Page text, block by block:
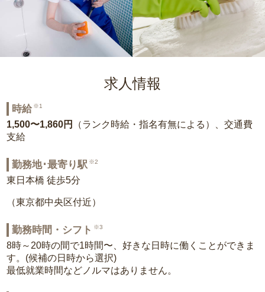
求人情報
時給 ※1
1,500〜1,860円
（ランク時給・指名有無による）、交通費
支給
勤務地･最寄り駅 ※2
東日本橋 徒歩5分
（東京都中央区付近）
勤務時間・シフト ※3
8時～20時の間で1時間〜、好きな日時に働くことができま
す。(候補の日時から選択)
最低就業時間などノルマはありません。